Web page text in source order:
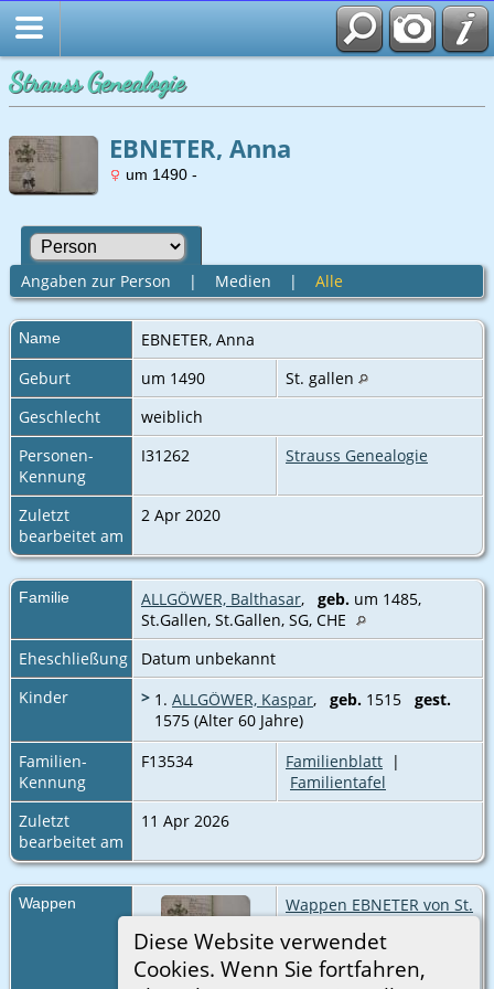
Strauss Genealogie
Diese Website verwendet
Cookies. Wenn Sie fortfahren,
EBNETER, Anna
um 1490 -
Angaben zur Person | Medien | Alle
Name EBNETER, Anna
Geburt
um 1490
St. gallen
Geschlecht
weiblich
Personen-
Kennung
I31262 Strauss Genealogie
Zuletzt
bearbeitet am
2 Apr 2020
Familie ALLGÖWER, Balthasar, geb. um 1485,
St.Gallen, St.Gallen, SG, CHE‎
Eheschließung
Datum unbekannt
Kinder
> 1. ALLGÖWER, Kaspar, geb. 1515 gest.
1575 (Alter 60 Jahre)
Familien-
Kennung
F13534 Familienblatt |
Familientafel
Zuletzt
bearbeitet am
11 Apr 2026
Wappen
Wappen EBNETER von St.
In Silber grüner
Querbalken.